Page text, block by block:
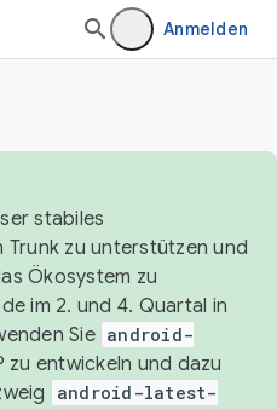
Anmelden
stabiles
Trunk zu unterstützen und
Ökosystem zu
im 2. und 4. Quartal in
Sie android-
zu entwickeln und dazu
android-latest-